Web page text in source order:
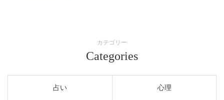
カテゴリー
Categories
占い 心理